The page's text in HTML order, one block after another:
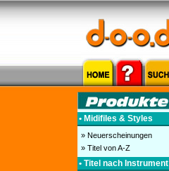
• Midifiles & Styles
» Neuerscheinungen
» Titel von A-Z
• Titel nach Instrument